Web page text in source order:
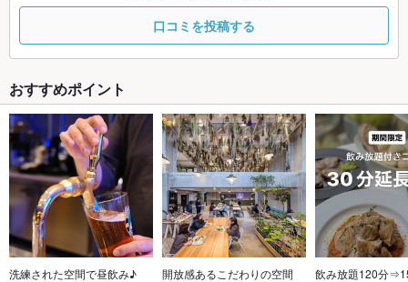
口コミを投稿する
おすすめポイント
洗練された空間で昼飲み♪ 開放感あるこだわりの空間 飲み放題120分